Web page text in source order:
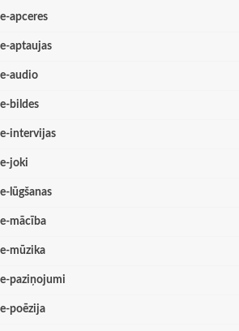
e-apceres
e-aptaujas
e-audio
e-bildes
e-intervijas
e-joki
e-lūgšanas
e-mācība
e-mūzika
e-paziņojumi
e-poēzija